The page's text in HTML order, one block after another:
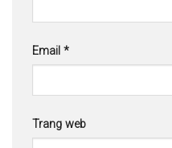
Email *
Trang web